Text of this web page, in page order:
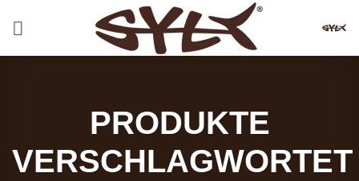
PRODUKTE
VERSCHLAGWORTET